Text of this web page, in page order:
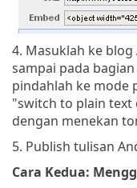
4. Masuklah ke blog
sampai pada
pindahlah ke mode
"switch to plain text
dengan menekan
5. Publish tulisan
Cara Kedua: